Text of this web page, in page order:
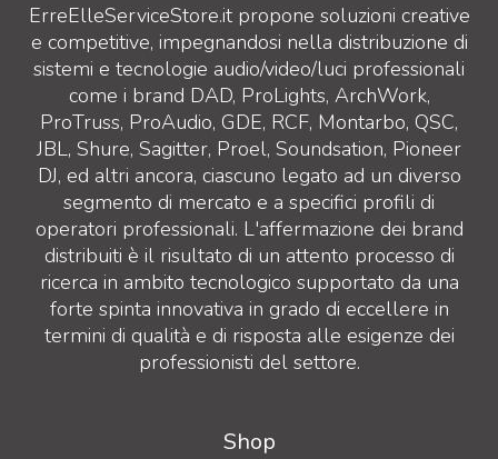
ErreElleServiceStore.it propone soluzioni creative
e competitive, impegnandosi nella distribuzione di
sistemi e tecnologie audio/video/luci professionali
come i brand DAD, ProLights, ArchWork,
ProTruss, ProAudio, GDE, RCF, Montarbo, QSC,
JBL, Shure, Sagitter, Proel, Soundsation, Pioneer
DJ, ed altri ancora, ciascuno legato ad un diverso
segmento di mercato e a specifici profili di
operatori professionali. L'affermazione dei brand
distribuiti è il risultato di un attento processo di
ricerca in ambito tecnologico supportato da una
forte spinta innovativa in grado di eccellere in
termini di qualità e di risposta alle esigenze dei
professionisti del settore.
Shop